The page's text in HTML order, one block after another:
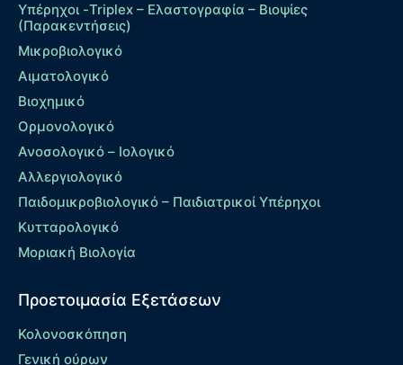
Υπέρηχοι -Triplex – Eλαστογραφία – Βιοψίες
(Παρακεντήσεις)
Μικροβιολογικό
Αιματολογικό
Βιοχημικό
Ορμονολογικό
Ανοσολογικό – Ιολογικό
Αλλεργιολογικό
Παιδομικροβιολογικό – Παιδιατρικοί Υπέρηχοι
Κυτταρολογικό
Μοριακή Βιολογία
Προετοιμασία Εξετάσεων
Κολονοσκόπηση
Γενική ούρων